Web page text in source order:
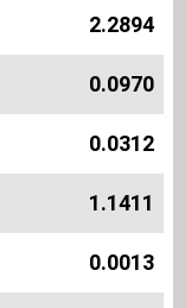
2.2894
0.0970
0.0312
1.1411
0.0013